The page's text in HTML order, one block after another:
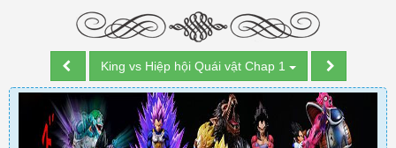
King vs Hiệp hội Quái vật Chap 1